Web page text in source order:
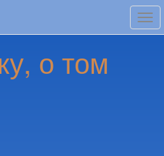
о том